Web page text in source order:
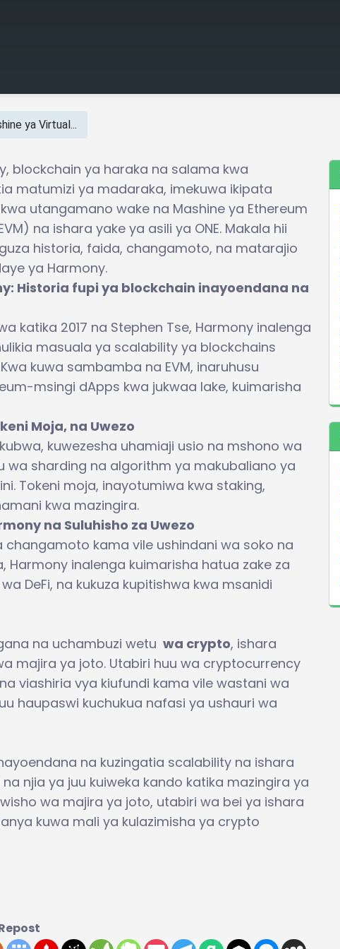
ya Virtual...
blockchain ya haraka na salama kwa
matumizi ya madaraka, imekuwa ikipata
utangamano wake na Mashine ya Ethereum
na ishara yake ya asili ya ONE. Makala hii
historia, faida, changamoto, na matarajio
ya Harmony.
Historia fupi ya blockchain inayoendana na
katika 2017 na Stephen Tse, Harmony inalenga
masuala ya scalability ya blockchains
kuwa sambamba na EVM, inaruhusu
msingi dApps kwa jukwaa lake, kuimarisha
Moja, na Uwezo
kuwezesha uhamiaji usio na mshono wa
wa sharding na algorithm ya makubaliano ya
Tokeni moja, inayotumiwa kwa staking,
kwa mazingira.
na Suluhisho za Uwezo
changamoto kama vile ushindani wa soko na
Harmony inalenga kuimarisha hatua zake za
DeFi, na kukuza kupitishwa kwa msanidi
na uchambuzi wetu wa crypto, ishara
majira ya joto. Utabiri huu wa cryptocurrency
viashiria vya kiufundi kama vile wastani wa
haupaswi kuchukua nafasi ya ushauri wa
na kuzingatia scalability na ishara
njia ya juu kuiweka kando katika mazingira ya
wa majira ya joto, utabiri wa bei ya ishara
kuwa mali ya kulazimisha ya crypto